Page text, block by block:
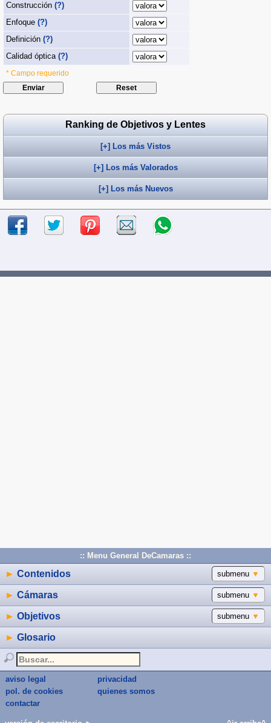
Construcción (?)
Enfoque (?)
Definición (?)
Calidad óptica (?)
* Campo requerido
Ranking de Objetivos y Lentes
[+] Los más Vistos
[+] Los más Valorados
[+] Los más Nuevos
:: Menu General DeCamaras ::
submenu ▼
► Contenidos
submenu ▼
► Cámaras
submenu ▼
► Objetivos
► Glosario
aviso legal
privacidad
pol. de cookies
quienes somos
contactar